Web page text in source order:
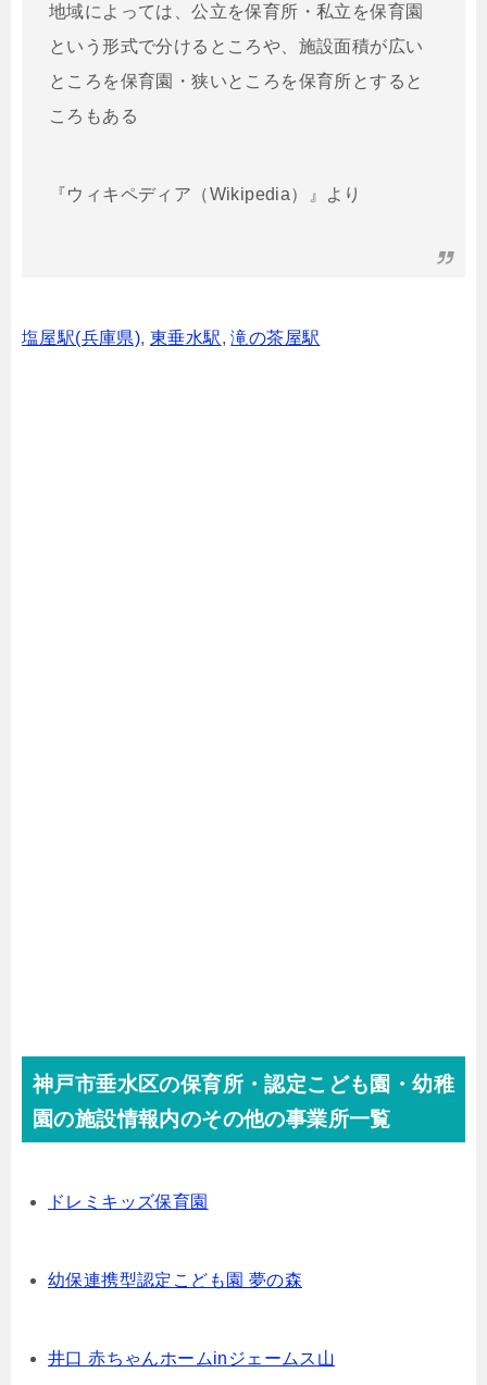
地域によっては、公立を保育所・私立を保育園
という形式で分けるところや、施設面積が広い
ところを保育園・狭いところを保育所とすると
ころもある
『ウィキペディア（Wikipedia）』より
塩屋駅(兵庫県),東垂水駅,滝の茶屋駅
神戸市垂水区の保育所・認定こども園・幼稚
園の施設情報内のその他の事業所一覧
ドレミキッズ保育園
幼保連携型認定こども園 夢の森
井口 赤ちゃんホームinジェームス山